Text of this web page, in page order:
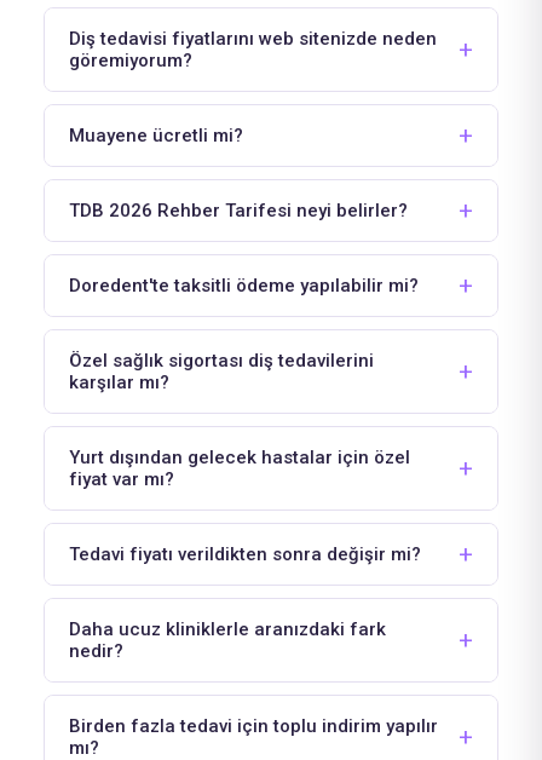
Diş tedavisi fiyatlarını web sitenizde neden
göremiyorum?
Muayene ücretli mi?
TDB 2026 Rehber Tarifesi neyi belirler?
Doredent'te taksitli ödeme yapılabilir mi?
Özel sağlık sigortası diş tedavilerini
karşılar mı?
Yurt dışından gelecek hastalar için özel
fiyat var mı?
Tedavi fiyatı verildikten sonra değişir mi?
Daha ucuz kliniklerle aranızdaki fark
nedir?
Birden fazla tedavi için toplu indirim yapılır
mı?